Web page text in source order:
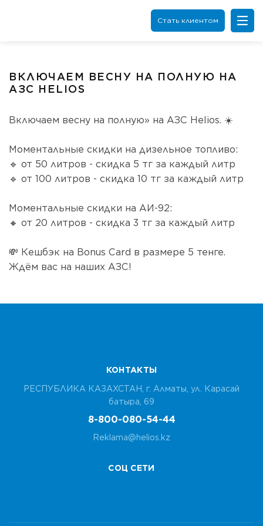
Стать клиентом
ВКЛЮЧАЕМ ВЕСНУ НА ПОЛНУЮ НА
АЗС HELIOS
Включаем весну на полную» на АЗС Helios. ☀️️️
Моментальные скидки на дизельное топливо:
🔹 от 50 литров - скидка 5 тг за каждый литр
🔹 от 100 литров - скидка 10 тг за каждый литр
Моментальные скидки на АИ-92:
🔸 от 20 литров - скидка 3 тг за каждый литр
💸 Кешбэк на Bonus Card в размере 5 тенге.
Ждём вас на наших АЗС!
КОНТАКТЫ
РЕСПУБЛИКА КАЗАХСТАН, г. Алматы, ​ул. Карасай
батыра, 69
8-800-080-54-44
Reklama@helios.kz
СОЦ СЕТИ